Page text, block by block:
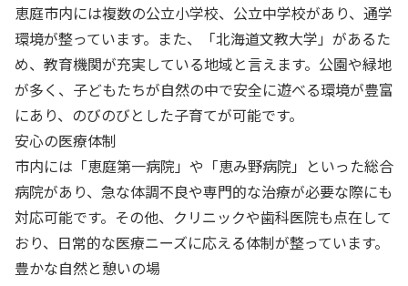
恵庭市内には複数の公立小学校、公立中学校があり、通学
環境が整っています。また、「北海道文教大学」があるた
め、教育機関が充実している地域と言えます。公園や緑地
が多く、子どもたちが自然の中で安全に遊べる環境が豊富
にあり、のびのびとした子育てが可能です。
安心の医療体制
市内には「恵庭第一病院」や「恵み野病院」といった総合
病院があり、急な体調不良や専門的な治療が必要な際にも
対応可能です。その他、クリニックや歯科医院も点在して
おり、日常的な医療ニーズに応える体制が整っています。
豊かな自然と憩いの場